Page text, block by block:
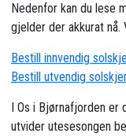
Nedenfor kan du lese
gjelder der akkurat nå.
Bestill innvendig
Bestill utvendig
I Os i Bjørnafjorden
utvider utesesongen